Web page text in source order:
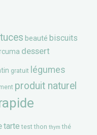
beauté biscuits
dessert
gratuit légumes
produit naturel
tarte test thon thym thé